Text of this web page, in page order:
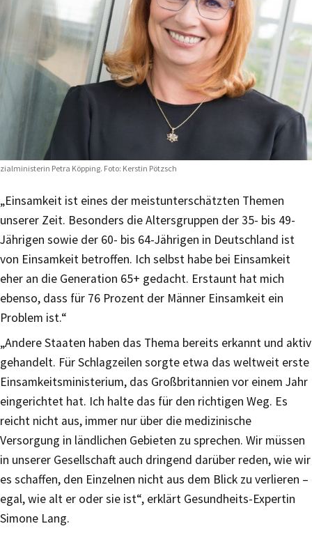
Petra Köpping. Foto: Kerstin Pötzsch
„Einsamkeit ist eines der meistunterschätzten Themen
unserer Zeit. Besonders die Altersgruppen der 35- bis 49-
Jährigen sowie der 60- bis 64-Jährigen in Deutschland ist
von Einsamkeit betroffen. Ich selbst habe bei Einsamkeit
eher an die Generation 65+ gedacht. Erstaunt hat mich
ebenso, dass für 76 Prozent der Männer Einsamkeit ein
Problem ist.“
„Andere Staaten haben das Thema bereits erkannt und aktiv
gehandelt. Für Schlagzeilen sorgte etwa das weltweit erste
Einsamkeitsministerium, das Großbritannien vor einem Jahr
eingerichtet hat. Ich halte das für den richtigen Weg. Es
reicht nicht aus, immer nur über die medizinische
Versorgung in ländlichen Gebieten zu sprechen. Wir müssen
in unserer Gesellschaft auch dringend darüber reden, wie wir
es schaffen, den Einzelnen nicht aus dem Blick zu verlieren –
egal, wie alt er oder sie ist“, erklärt Gesundheits-Expertin
Simone Lang.